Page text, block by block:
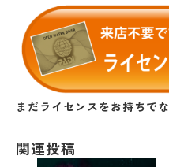
まだライセンスをお持ちで
関連投稿